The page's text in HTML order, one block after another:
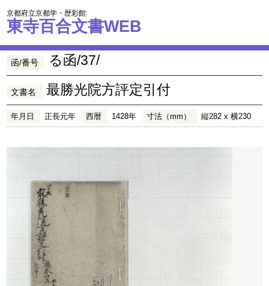
京都府立京都学・歴彩館
東寺百合文書WEB
函/番号 る函/37/
文書名 最勝光院方評定引付
年月日 正長元年 西暦 1428年 寸法（mm） 縦282 x 横230